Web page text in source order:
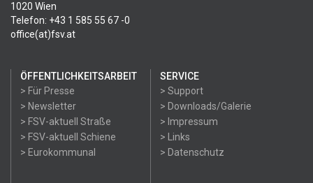
1020 Wien
Telefon: +43 1 585 55 67 -0
office(at)fsv.at
ÖFFENTLICHKEITSARBEIT
> Für Presse
> Newsletter
> FSV-aktuell Straße
> FSV-aktuell Schiene
> Eurokommunal
SERVICE
> Support
> Downloads/Galerie
> Impressum
> Links
> Datenschutz